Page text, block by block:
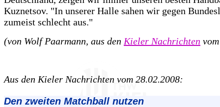
Kuznetsov. "In unserer Halle sahen wir gegen
zumeist schlecht aus."
(von Wolf Paarmann, aus denKieler Nachrichten
Aus den Kieler Nachrichten vom 28.02.2008:
Den zweiten Matchball nutzen